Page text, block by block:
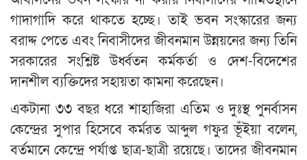
গাদাগাদি করে থাকতে হচ্ছে। তাই ভবন সংস্কারের জন্য
বরাদ্দ পেতে এবং নিবাসীদের জীবনমান উন্নয়নের জন্য তিনি
সরকারের সংশ্লিষ্ট উর্ধ্বতন কর্মকর্তা ও দেশ-বিদেশের
দানশীল ব্যক্তিদের সহায়তা কামনা করেছেন।
একটানা ৩৩ বছর ধরে শাহাজিরা এতিম ও দুঃস্থ পুনর্বাসন
কেন্দ্রের সুপার হিসেবে কর্মরত আব্দুল গফুর ভূঁইয়া বলেন,
বর্তমানে কেন্দ্রে পর্যাপ্ত ছাত্র-ছাত্রী রয়েছে। তাদের জীবনমান